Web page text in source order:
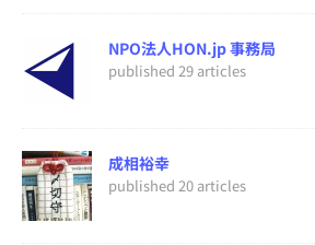
NPO法人HON.jp 事務局
published 29 articles
成相裕幸
published 20 articles